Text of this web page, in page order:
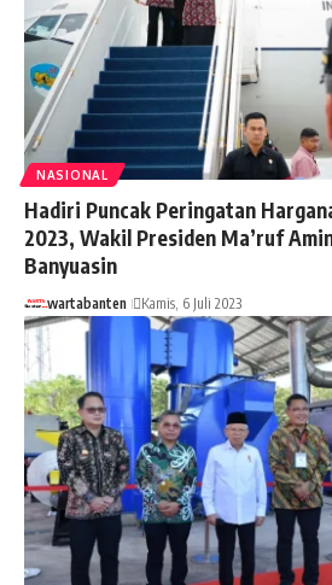
NASIONAL
Hadiri Puncak Peringatan
2023, Wakil Presiden Ma’ruf
Banyuasin
wartabanten Kamis, 6 Juli 2023